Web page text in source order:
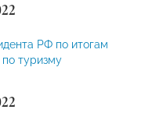
РФ по итогам
туризму